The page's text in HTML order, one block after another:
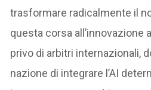
trasformare radicalmente il
questa corsa all’innovazione
privo di arbitri internazionali,
nazione di integrare l’AI